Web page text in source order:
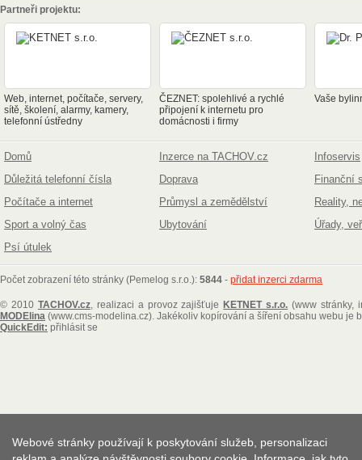
Partneři projektu:
Web, internet, počítače, servery,
sítě, školení, alarmy, kamery,
telefonní ústředny
ČEZNET: spolehlivé a rychlé
připojení k internetu pro
domácnosti i firmy
Vaše
Domů Inzerce na TACHOV.cz
Infoservis
Důležitá telefonní čísla
Doprava
Finanční
Počítače a internet
Průmysl a zemědělství
Reality,
Sport a volný čas
Ubytování
Úřady,
Psí útulek
Počet zobrazení této stránky (Pemelog s.r.o.): 5844 - přidat inzerci zdarma
© 2010 TACHOV.cz, realizaci a provoz zajišťuje KETNET s.r.o. (www stránky,
MODElina (www.cms-modelina.cz). Jakékoliv kopírování a šíření obsahu webu je
QuickEdit: přihlásit se
Webové stránky používají k poskytování služeb, personalizaci